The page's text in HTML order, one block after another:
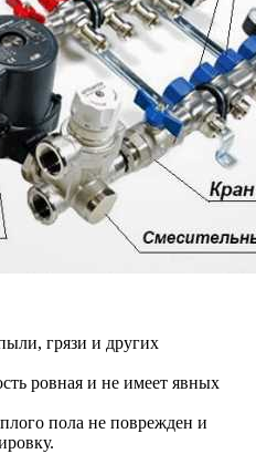
грязи и других
ровная и не имеет явных
пола не поврежден и